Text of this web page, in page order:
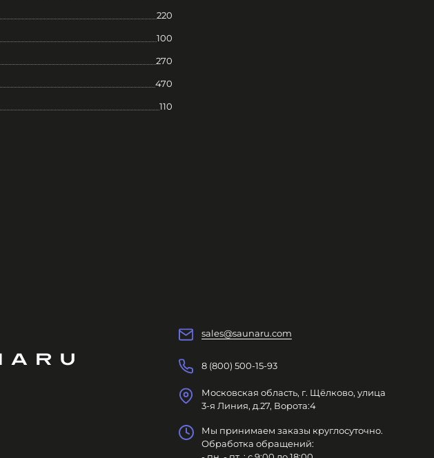
220
100
270
470
110
sales@saunaru.com
8 (800) 500-15-93
Московская область, г. Щёлково, улица
3-я Линия, д.27, Ворота:4
Мы принимаем заказы круглосуточно.
Обработка обращений: